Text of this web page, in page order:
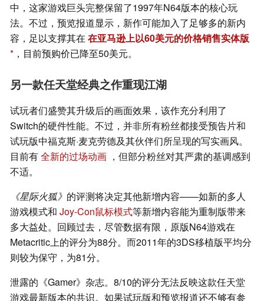
中，这家游戏巨头完整保留了1997年N64版本的核心玩
法。不过，预览报道显示，新作可能加入了足够多的新内
容，足以支撑其在 在亚马逊上以60美元的价格销售实体版
，目前预购价已降至50美元。
另一款任天堂经典之作重现江湖
试玩者们盛赞其升级后的画面效果，该作充分利用了
Switch的硬件性能。不过，并非所有粉丝都接受预告片和
试玩版中福克斯·麦克劳德及其伙伴们所呈现的写实画风。
目前有全新的过场动画 ，但部分粉丝对其严肃的基调感到
不适。
《星际火狐》 的评测将决定其他新增内容——如新的多人
游戏模式和 Joy-Con鼠标模式等新增内容能为重制版带来
多大益处。回顾过去，尽管数据有限，原版N64游戏在
Metacritic上的评分为88分。而2011年的3DS移植版平均分
则较为保守，为81分。
泄露的《Gamer》杂志。8/10的评分无法反映这款任天堂
游戏最新版本的共识。如果试玩版和预览报道还不够有参